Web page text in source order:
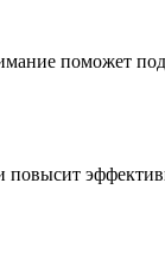
поможет